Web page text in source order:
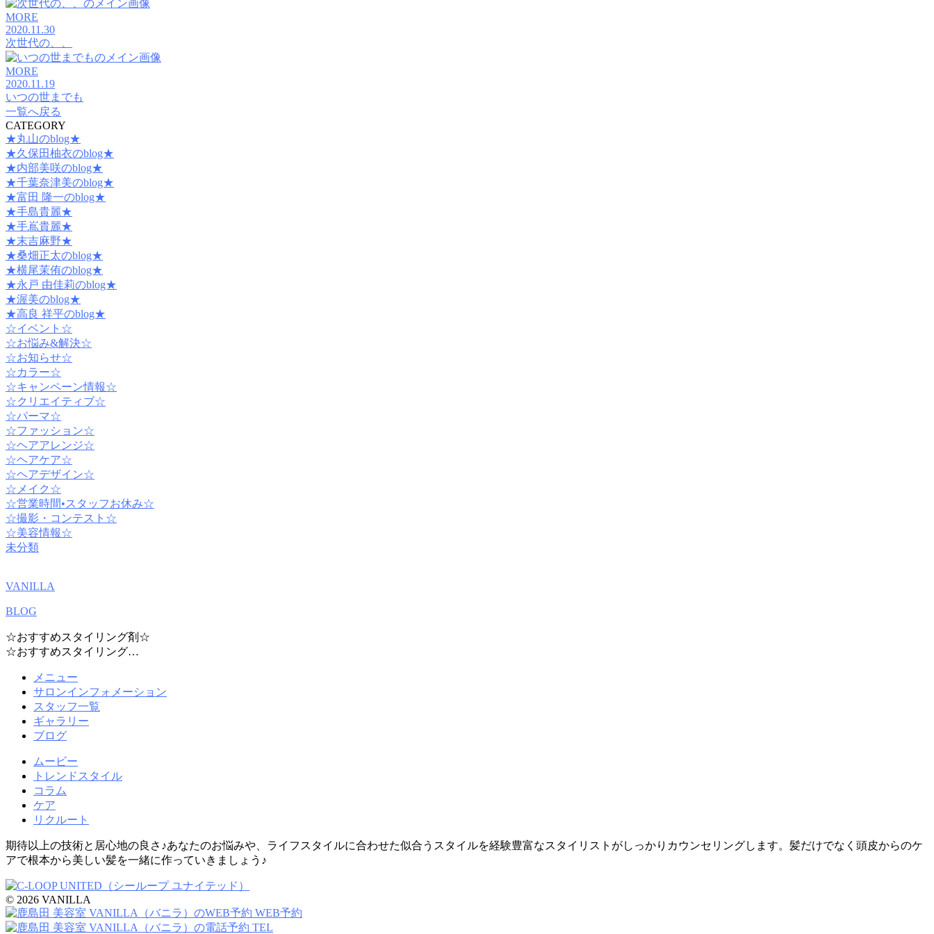
MORE
2020.11.30
次世代の、、
MORE
2020.11.19
いつの世までも
一覧へ戻る
CATEGORY
★丸山のblog★
★久保田柚衣のblog★
★内部美咲のblog★
★千葉奈津美のblog★
★富田 隆一のblog★
★手島貴麗★
★手嶌貴麗★
★末吉麻野★
★桑畑正太のblog★
★横尾茉侑のblog★
★永戸 由佳莉のblog★
★渥美のblog★
★高良 祥平のblog★
☆イベント☆
☆お悩み&解決☆
☆お知らせ☆
☆カラー☆
☆キャンペーン情報☆
☆クリエイティブ☆
☆パーマ☆
☆ファッション☆
☆ヘアアレンジ☆
☆ヘアケア☆
☆ヘアデザイン☆
☆メイク☆
☆営業時間•スタッフお休み☆
☆撮影・コンテスト☆
☆美容情報☆
未分類
VANILLA
BLOG
☆おすすめスタイリング剤☆
☆おすすめスタイリング…
メニュー
サロンインフォメーション
スタッフ一覧
ギャラリー
ブログ
ムービー
トレンドスタイル
コラム
ケア
リクルート
期待以上の技術と居心地の良さ♪あなたのお悩みや、ライフスタイルに合わせた似合うスタイルを経験豊富なスタイリストがしっかりカウンセリングします。髪だけでなく頭皮からのケ
アで根本から美しい髪を一緒に作っていきましょう♪
© 2026 VANILLA
WEB予約
TEL